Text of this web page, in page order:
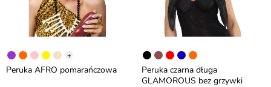
+
Peruka AFRO pomarańczowa
Peruka czarna długa
GLAMOROUS bez grzywki